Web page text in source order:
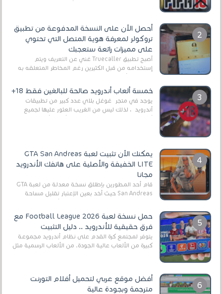
أحصل الآن على النسخة المدفوعة من تطبيق
تروكولر لمعرفة هوية المتصل التي تحتوي
على مميزات رائعة ستعجبك
أصبح تطبيق Truecaller غني عن التعريف ويتم
إستخدامه من قبل الكثيرين رغم المخاطر المتعلقه به
خمسة ألعاب أندرويد صالحة للبالغين فقط 18+
يوجد في متجر غوغل بلاي عدد كبير من تطبيقات
أندرويد ، لذلك ليس من الغريب العثور عليها لجميع
يمكنك الآن تثبيت لعبة GTA San Andreas
LITE الخفيفة والأصلية على هاتفك الأندرويد
مجانا
قام أحد المطورين بإطلاق نسخة معدلة من لعبة GTA
San Andreas حيث أخد بعين الإعتبار تقليل مساحة
حمل نسخة لعبة Football League 2026 مع
فرق حقيقية للأندرويد .. دليل التثبيت
يتوفر لمجتمع كرة القدم على نظام أندرويد مجموعة
كبيرة من الألعاب عالية الجودة. من الألعاب الرسمية مثل
أفضل موقع عربي لتحميل أفلام التورنت
مترجمة وبجودة عالية